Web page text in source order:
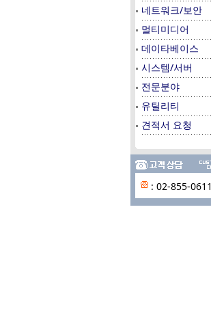
네트워크/보안
멀티미디어
데이타베이스
시스템/서버
전문분야
유틸리티
견적서 요청
: 02-855-0611